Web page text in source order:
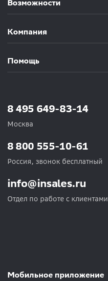
Возможности
Компания
Помощь
8 495 649-83-14
Москва
info@insales.ru
Отдел по работе с клиентами
8 800 555-10-61
Россия, звонок бесплатный
Мобильное приложение